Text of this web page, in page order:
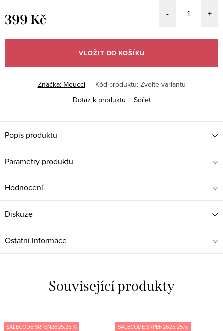
399 Kč
cena:
VLOŽIT DO KOŠÍKU
Značka: Meucci Kód produktu: Zvolte variantu
Dotaz k produktu
Sdílet
Popis produktu
Parametry produktu
Hodnocení
Diskuze
Ostatní informace
Související produkty
SALECODE:SRPEN2625:25:% SALECODE:SRPEN2625:25:%